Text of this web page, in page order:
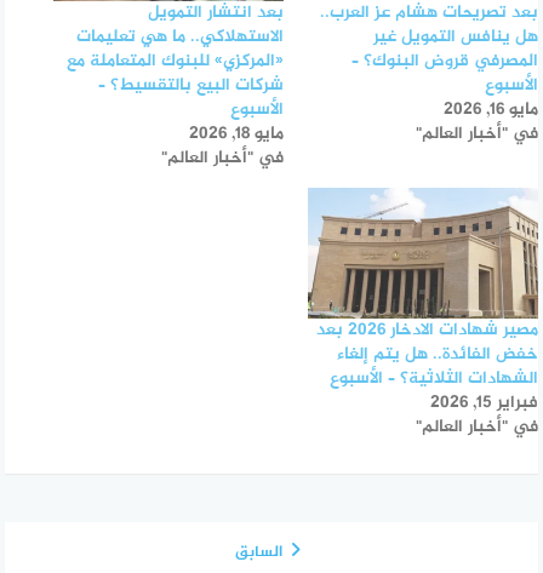
بعد تصريحات هشام عز العرب..
هل ينافس التمويل غير
المصرفي قروض البنوك؟ –
الأسبوع
مايو 16, 2026
في "أخبار العالم"
بعد انتشار التمويل
الاستهلاكي.. ما هي تعليمات
«المركزي» للبنوك المتعاملة مع
شركات البيع بالتقسيط؟ –
الأسبوع
مايو 18, 2026
في "أخبار العالم"
مصير شهادات الادخار 2026 بعد
خفض الفائدة.. هل يتم إلغاء
الشهادات الثلاثية؟ – الأسبوع
فبراير 15, 2026
في "أخبار العالم"
السابق